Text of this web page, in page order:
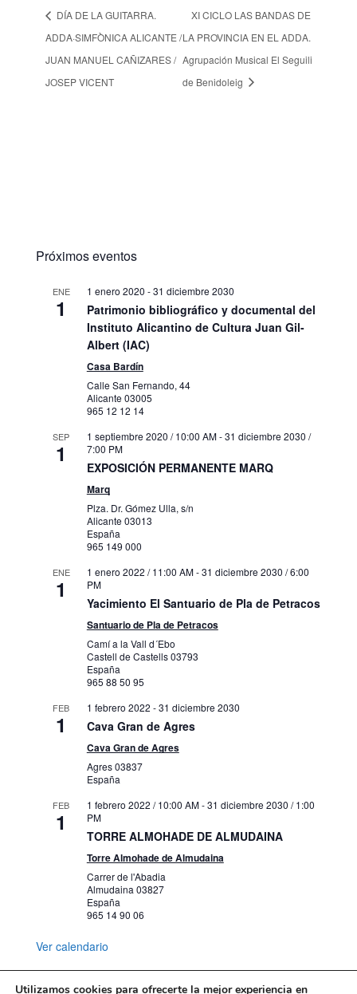
DÍA DE LA GUITARRA.
ADDA·SIMFÒNICA ALICANTE /
JUAN MANUEL CAÑIZARES /
JOSEP VICENT
XI CICLO LAS BANDAS DE
LA PROVINCIA EN EL ADDA.
Agrupación Musical El Seguili
de Benidoleig
Próximos eventos
ENE
1
1 enero 2020 -31 diciembre 2030
Patrimonio bibliográfico y documental del
Instituto Alicantino de Cultura Juan Gil-
Albert (IAC)
Casa Bardín
Calle San Fernando, 44
Alicante 03005
965 12 12 14
SEP
1
1 septiembre 2020 / 10:00 AM-31 diciembre 2030 /
7:00 PM
EXPOSICIÓN PERMANENTE MARQ
Marq
Plza. Dr. Gómez Ulla, s/n
Alicante 03013
España
965 149 000
ENE
1
1 enero 2022 / 11:00 AM-31 diciembre 2030 / 6:00
PM
Yacimiento El Santuario de Pla de Petracos
Santuario de Pla de Petracos
Camí a la Vall d´Ebo
Castell de Castells03793
España
965 88 50 95
FEB
1
1 febrero 2022 -31 diciembre 2030
Cava Gran de Agres
Cava Gran de Agres
Agres03837
España
FEB
1
1 febrero 2022 / 10:00 AM-31 diciembre 2030 / 1:00
PM
TORRE ALMOHADE DE ALMUDAINA
Torre Almohade de Almudaina
Carrer de l'Abadia
Almudaina 03827
España
965 14 90 06
Ver calendario
Utilizamos cookies para ofrecerte la mejor experiencia en